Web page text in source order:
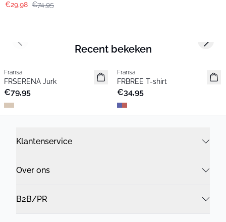
€29,98 €74,95
Recent bekeken
Nieuw
Fransa
FRSERENA Jurk
€79,95
Nieuw
Fransa
FRBREE T-shirt
€34,95
Previous slide Next
Klantenservice
Over ons
B2B/PR